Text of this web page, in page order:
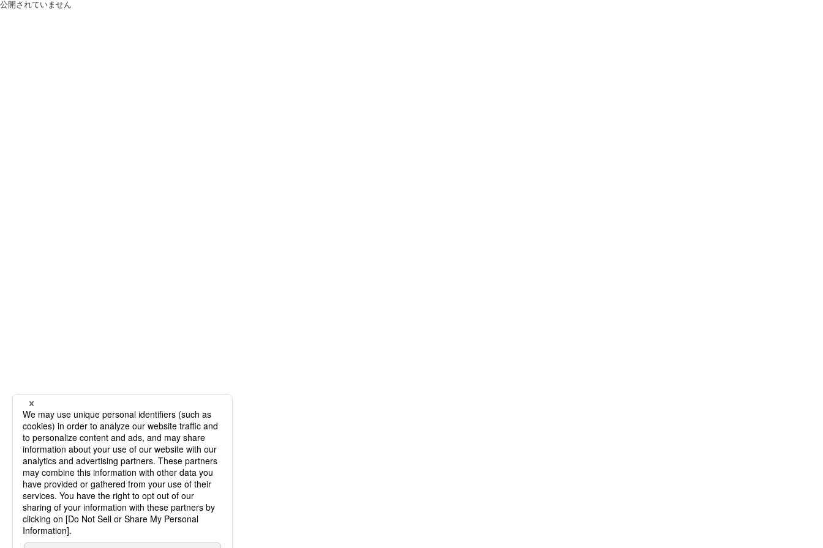
公開されていません